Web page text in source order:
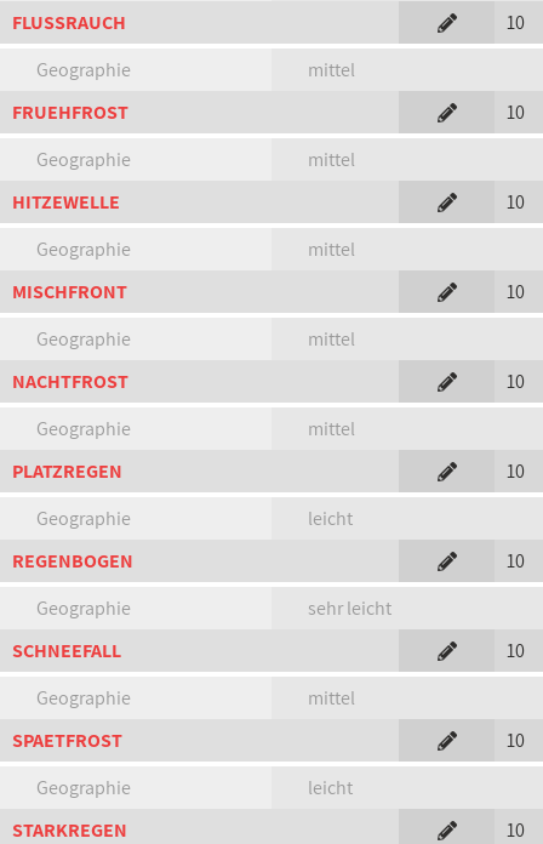
FLUSSRAUCH
10
Geographie
mittel
FRUEHFROST
10
Geographie
mittel
HITZEWELLE
10
Geographie
mittel
MISCHFRONT
10
Geographie
mittel
NACHTFROST
10
Geographie
mittel
PLATZREGEN
10
Geographie
leicht
REGENBOGEN
10
Geographie
sehr leicht
SCHNEEFALL
10
Geographie
mittel
SPAETFROST
10
Geographie
leicht
STARKREGEN
10